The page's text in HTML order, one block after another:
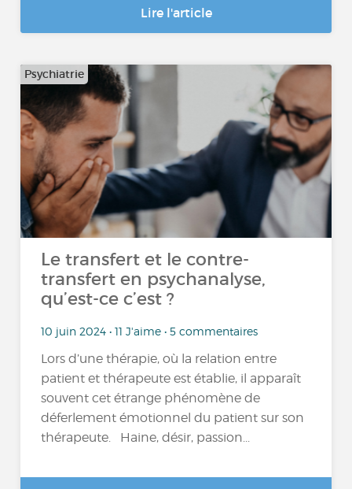
Lire l'article
Psychiatrie
Le transfert et le contre-
transfert en psychanalyse,
qu’est-ce c’est ?
10 juin 2024 • 11 J'aime • 5 commentaires
Lors d’une thérapie, où la relation entre
patient et thérapeute est établie, il apparaît
souvent cet étrange phénomène de
déferlement émotionnel du patient sur son
thérapeute. Haine, désir, passion...